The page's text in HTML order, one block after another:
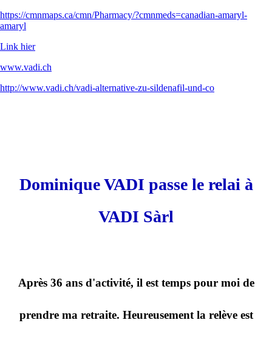
https://cmnmaps.ca/cmn/Pharmacy/?cmnmeds=canadian-amaryl-
amaryl
Link hier
www.vadi.ch
http://www.vadi.ch/vadi-alternative-zu-sildenafil-und-co
Dominique VADI passe le relai à
VADI Sàrl
Après 36 ans d'activité, il est temps pour moi de
prendre ma retraite. Heureusement la relève est